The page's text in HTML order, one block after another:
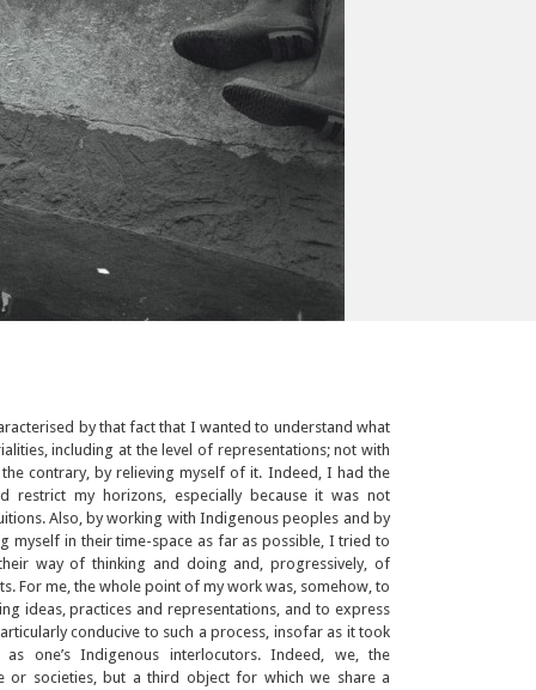
by that fact that I wanted to understand what
including at the level of representations; not with
contrary, by relieving myself of it. Indeed, I had the
restrict my horizons, especially because it was not
Also, by working with Indigenous peoples and by
myself in their time-space as far as possible, I tried to
way of thinking and doing and, progressively, of
For me, the whole point of my work was, somehow, to
ideas, practices and representations, and to express
conducive to such a process, insofar as it took
one’s Indigenous interlocutors. Indeed, we, the
or societies, but a third object for which we share a